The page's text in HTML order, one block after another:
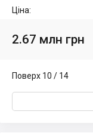
Ціна:
2.67 млн грн
Поверх 10 / 14